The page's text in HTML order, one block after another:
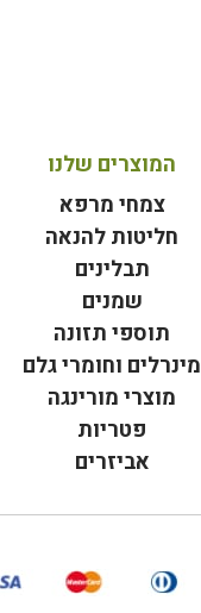
המוצרים שלנו
צמחי מרפא
חליטות להנאה
תבלינים
שמנים
תוספי תזונה
מינרלים וחומרי גלם
מוצרי מורינגה
פטריות
אביזרים